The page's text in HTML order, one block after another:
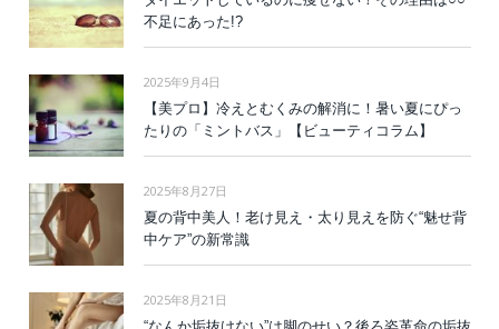
不足にあった!?
2025年9月4日
【美プロ】冷えとむくみの解消に！暑い夏にぴっ
たりの「ミントバス」【ビューティコラム】
2025年8月27日
夏の背中美人！老け見え・太り見えを防ぐ“魅せ背
中ケア”の新常識
2025年8月21日